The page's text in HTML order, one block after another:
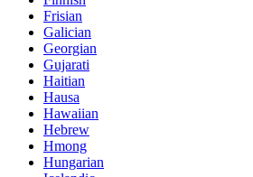
Frisian
Galician
Georgian
Gujarati
Haitian
Hausa
Hawaiian
Hebrew
Hmong
Hungarian